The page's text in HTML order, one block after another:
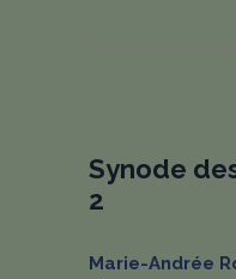
Synode
2
Marie-Andrée